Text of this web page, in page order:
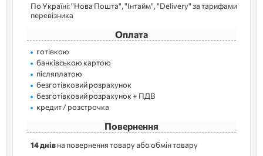
По Україні: "Нова Пошта", "Інтайм", "Delivery" за тарифами
перевізника
Оплата
готівкою
банківською картою
післяплатою
безготівковий розрахунок
безготівковий розрахунок + ПДВ
кредит / розстрочка
Повернення
14 днівна повернення товару або обмін товару